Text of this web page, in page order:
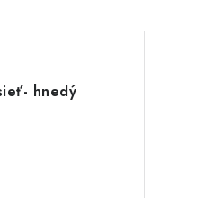
hnedý